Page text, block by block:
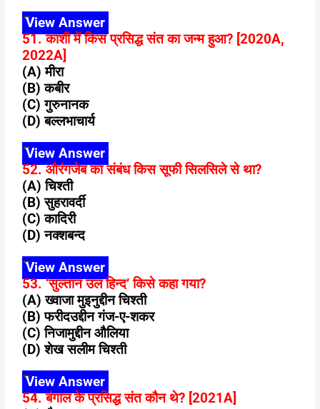
View Answer
51. काशी में किस प्रसिद्ध संत का जन्म हुआ? [2020A,
2022A]
(A) मीरा
(B) कबीर
(C) गुरुनानक
(D) बल्लभाचार्य
View Answer
52. औरंगजेब का संबंध किस सूफी सिलसिले से था?
(A) चिश्ती
(B) सुहरावर्दी
(C) कादिरी
(D) नक्शबन्द
View Answer
53. ‘सुल्तान उल हिन्द’ किसे कहा गया?
(A) ख्वाजा मुइनुद्दीन चिश्ती
(B) फरीदउद्दीन गंज-ए-शकर
(C) निजामुद्दीन औलिया
(D) शेख सलीम चिश्ती
View Answer
54. बंगाल के प्रसिद्ध संत कौन थे? [2021A]